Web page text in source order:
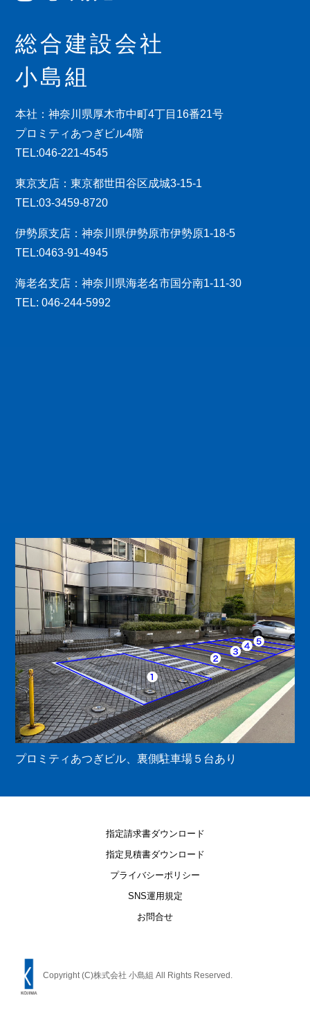
総合建設会社
小島組
本社：神奈川県厚木市中町4丁目16番21号
プロミティあつぎビル4階
TEL:046-221-4545
東京支店：東京都世田谷区成城3-15-1
TEL:03-3459-8720
伊勢原支店：神奈川県伊勢原市伊勢原1-18-5
TEL:0463-91-4945
海老名支店：神奈川県海老名市国分南1-11-30
TEL: 046-244-5992
プロミティあつぎビル、裏側駐車場５台あり
指定請求書ダウンロード
指定見積書ダウンロード
プライバシーポリシー
SNS運用規定
お問合せ
Copyright (C)株式会社 小島組 All Rights Reserved.